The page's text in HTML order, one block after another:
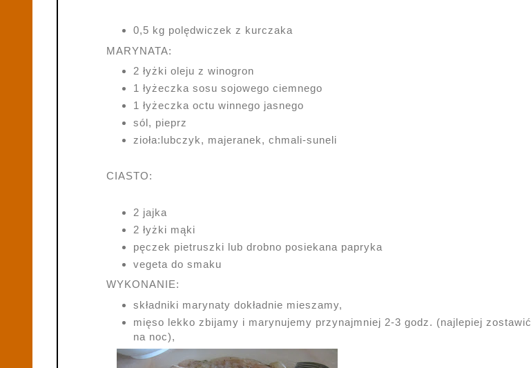
0,5 kg polędwiczek z kurczaka
MARYNATA:
2 łyżki oleju z winogron
1 łyżeczka sosu sojowego ciemnego
1 łyżeczka octu winnego jasnego
sól, pieprz
zioła:lubczyk, majeranek, chmali-suneli
CIASTO:
2 jajka
2 łyżki mąki
pęczek pietruszki lub drobno posiekana papryka
vegeta do smaku
WYKONANIE:
składniki marynaty dokładnie mieszamy,
mięso lekko zbijamy i marynujemy przynajmniej 2-3 godz. (najlepiej zostawić
na noc),